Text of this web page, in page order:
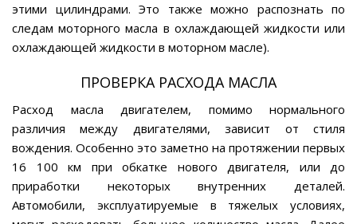
этими цилиндрами. Это также можно распознать по
следам моторного масла в охлаждающей жидкости или
охлаждающей жидкости в моторном масле).
ПРОВЕРКА РАСХОДА МАСЛА
Расход масла двигателем, помимо нормального
различия между двигателями, зависит от стиля
вождения. Особенно это заметно на протяжении первых
16 100 км при обкатке нового двигателя, или до
приработки некоторых внутренних деталей.
Автомобили, эксплуатируемые в тяжелых условиях,